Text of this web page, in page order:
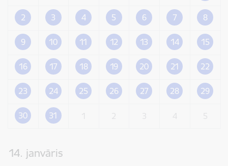
2 3 4 5 6 7 8
9 10 11 12 13 14 15
16 17 18 19 20 21 22
23 24 25 26 27 28 29
30 31
14. janvāris